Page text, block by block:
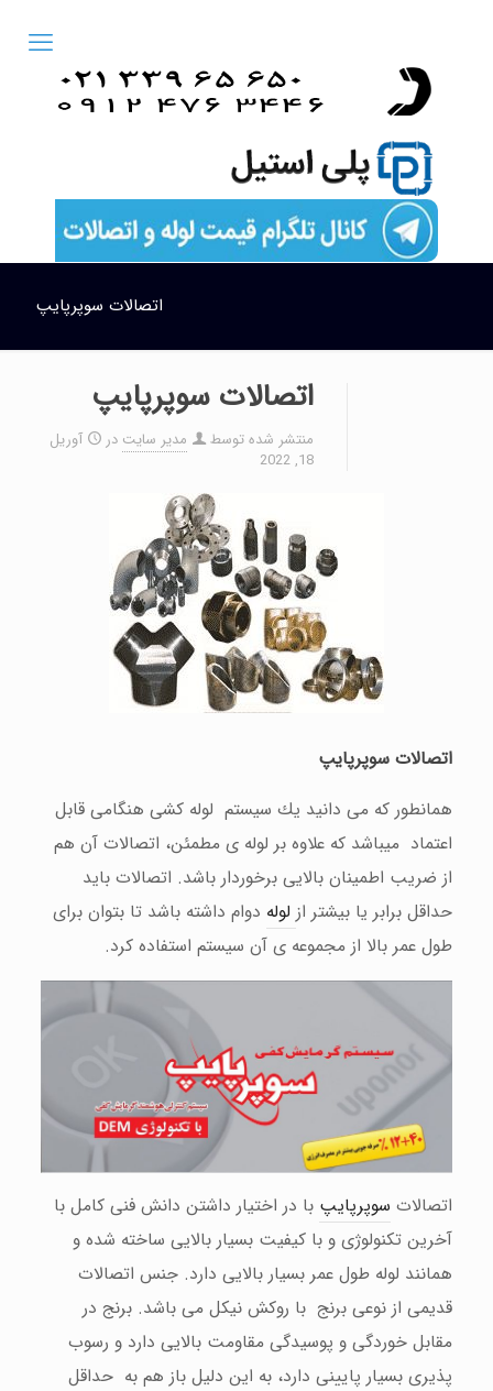
اتصالات سوپرپايپ
اتصالات سوپرپايپ
منتشر شده توسط مدیر سایت در
آوریل
18, 2022
اتصالات سوپرپایپ
همانطور كه می دانید یك سیستم لوله كشی هنگامی قابل
اعتماد میباشد كه علاوه بر لوله ی مطمئن، اتصالات آن هم
از ضریب اطمینان بالایی برخوردار باشد. اتصالات باید
حداقل برابر یا بیشتر ازلوله دوام داشته باشد تا بتوان برای
طول عمر بالا از مجموعه ی آن سیستم استفاده كرد.
اتصالات سوپرپایپ با در اختیار داشتن دانش فنی كامل با
آخرین تكنولوژی و با كیفیت بسیار بالایی ساخته شده و
همانند لوله طول عمر بسیار بالایی دارد. جنس اتصالات
قدیمی از نوعی برنج با روكش نیكل می باشد. برنج در
مقابل خوردگی و پوسیدگی مقاومت بالایی دارد و رسوب
پذیری بسیار پایینی دارد، به این دلیل باز هم به حداقل